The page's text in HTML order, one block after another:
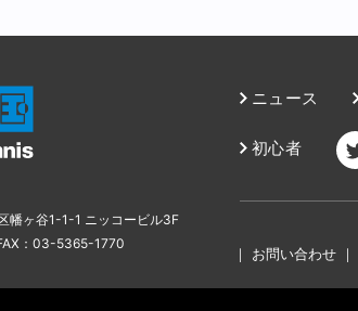
ニュース
初心者
｜ お問い合わせ ｜
幡ヶ谷1-1-1 ニッコービル3F
：03-5365-1770